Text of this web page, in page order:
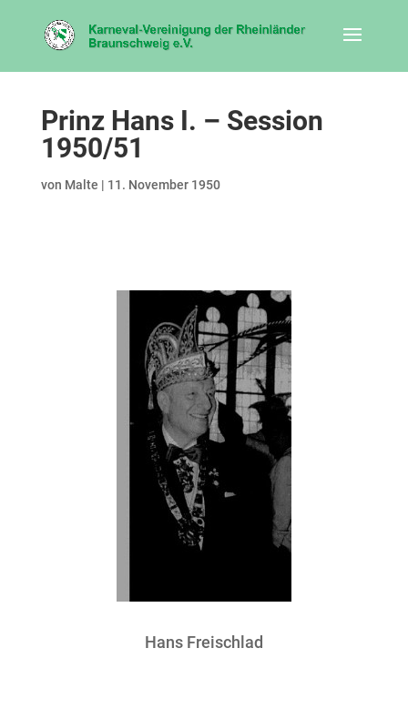
Prinz Hans I. – Session
1950/51
von Malte | 11. November 1950
Hans Freischlad